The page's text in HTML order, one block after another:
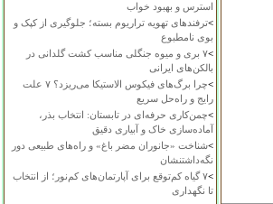
استرس و بهبود خواب
>ترفندهای تهویه تراریوم بسته؛ جلوگیری از کپک و
بوی نامطبوع
>
۷ بری و میوه جنگلی مناسب کشت گلدانی در
بالکن‌های ایرانی
>
چرا برگ‌های فیکوس الاستیکا می‌ریزد؟ ۷ علت
رایج و راه‌حل سریع
>چمن‌کاری حرفه‌ای در تابستان: انتخاب بذر،
آماده‌سازی خاک و آبیاری دقیق
>شناخت «جانوران مضر باغ» و راه‌های طبیعی دور
نگه‌داشتنشان
>
۷ گیاه کم‌توقع برای آپارتمان‌های کم‌نور؛ از انتخاب
تا نگهداری